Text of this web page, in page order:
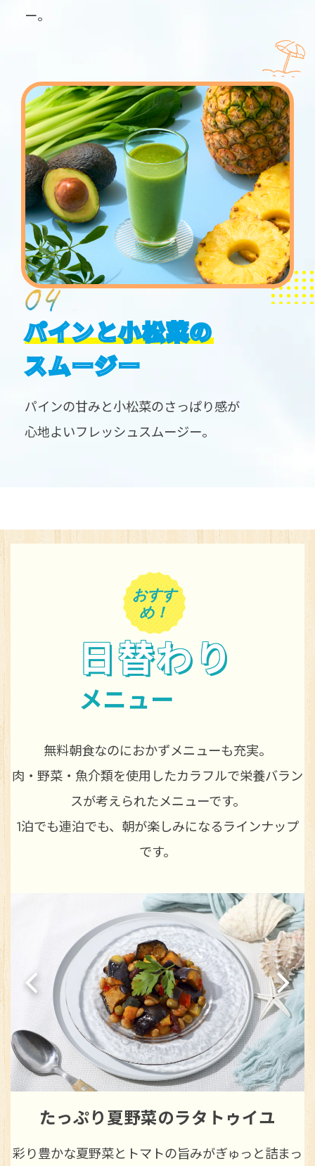
ー。
パインと小松菜の
スムージー
パインの甘みと小松菜のさっぱり感が
心地よいフレッシュスムージー。
おすす
め！
日替わり
メニュー
無料朝食なのにおかずメニューも充実。
肉・野菜・魚介類を使用したカラフルで栄養バラン
スが考えられたメニューです。
1泊でも連泊でも、朝が楽しみになるラインナップ
です。
たっぷり夏野菜のラタトゥイユ
彩り豊かな夏野菜とトマトの旨みがぎゅっと詰まっ